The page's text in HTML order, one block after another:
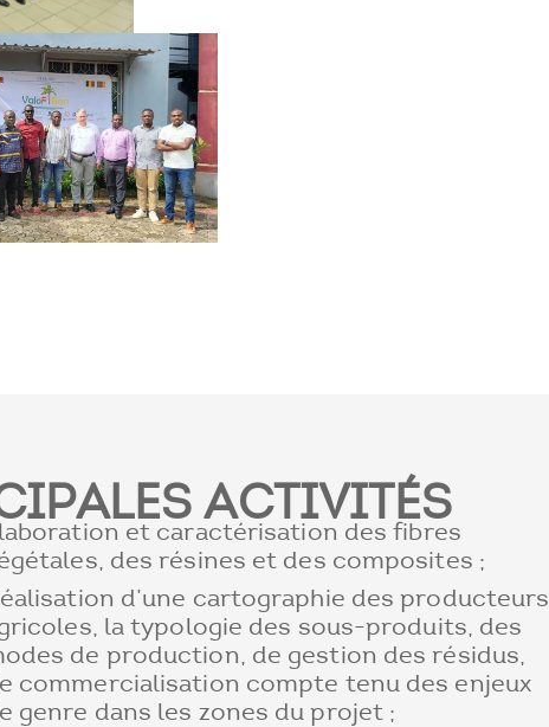
ACTIVITÉS
et caractérisation des fibres
des résines et des composites ;
d’une cartographie des producteurs
la typologie des sous-produits, des
de production, de gestion des résidus,
commercialisation compte tenu des enjeux
genre dans les zones du projet ;